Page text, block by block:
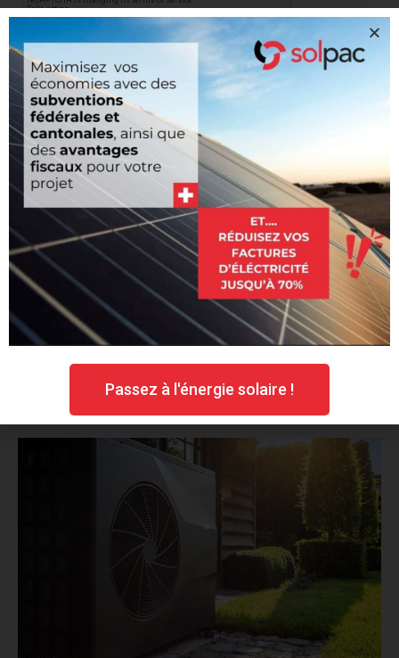
Envoyer
Dirigez-vous vers une
transition énergétique
complète.
Installez une pompe à chaleur, des panneaux solaires
ou une batterie de stockage pour migrer vers une
autonomie énergétique complète, et éco-responsable.
Passez à l'énergie solaire !